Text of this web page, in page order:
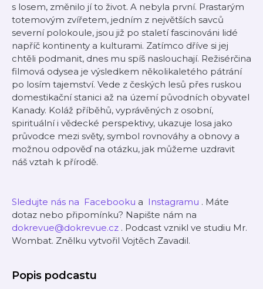
s losem, změnilo jí to život. A nebyla první. Prastarým
totemovým zvířetem, jedním z největších savců
severní polokoule, jsou již po staletí fascinováni lidé
napříč kontinenty a kulturami. Zatímco dříve si jej
chtěli podmanit, dnes mu spíš naslouchají. Režisérčina
filmová odysea je výsledkem několikaletého pátrání
po losím tajemství. Vede z českých lesů přes ruskou
domestikační stanici až na území původních obyvatel
Kanady. Koláž příběhů, vyprávěných z osobní,
spirituální i vědecké perspektivy, ukazuje losa jako
průvodce mezi světy, symbol rovnováhy a obnovy a
možnou odpověď na otázku, jak můžeme uzdravit
náš vztah k přírodě.
⁠⁠⁠Sledujte nás na ⁠⁠⁠⁠ ⁠⁠⁠Facebooku⁠⁠⁠ a ⁠ ⁠⁠⁠Instagramu⁠⁠⁠⁠ . Máte
dotaz nebo připomínku? Napište nám na ⁠⁠
⁠⁠⁠dokrevue@dokrevue.cz⁠⁠⁠⁠ . ⁠Podcast vznikl ve studiu Mr.
Wombat. Znělku vytvořil Vojtěch Zavadil.
Popis podcastu